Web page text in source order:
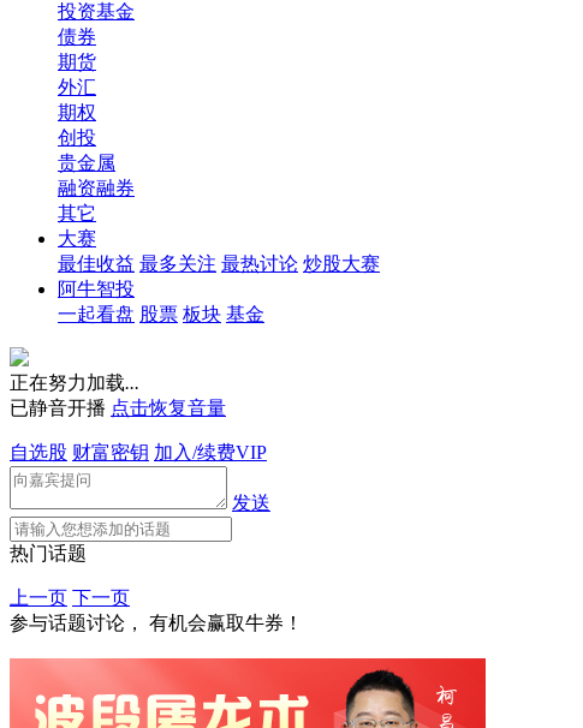
投资基金
债券
期货
外汇
期权
创投
贵金属
融资融券
其它
大赛
最佳收益 最多关注 最热讨论 炒股大赛
阿牛智投
一起看盘 股票 板块 基金
正在努力加载...
已静音开播 点击恢复音量
自选股 财富密钥 加入/续费VIP
发送
热门话题
上一页 下一页
参与话题讨论， 有机会赢取牛券！